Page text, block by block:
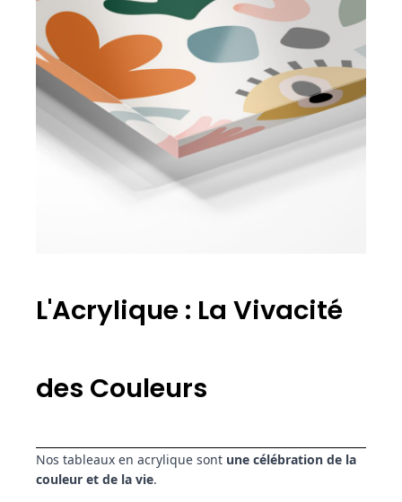
L'Acrylique : La Vivacité
des Couleurs
Nos tableaux en acrylique sont une célébration de la
couleur et de la vie.